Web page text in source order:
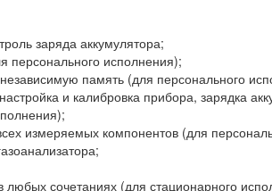
заряда аккумулятора;
персонального исполнения);
память (для персонального
и калибровка прибора, зарядка
измеряемых компонентов (для
сочетаниях (для стационарного